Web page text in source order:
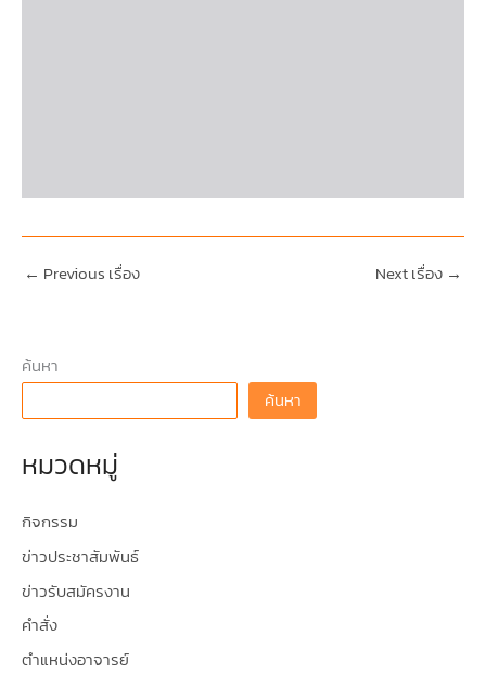
← Previous เรื่อง Next เรื่อง →
ค้นหา
ค้นหา
หมวดหมู่
กิจกรรม
ข่าวประชาสัมพันธ์
ข่าวรับสมัครงาน
คำสั่ง
ตำแหน่งอาจารย์